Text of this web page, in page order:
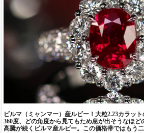
ビルマ（ミャンマー）産ルビー！大粒2.23カラット
360度、どの角度から見てもため息が出そうなほど
高騰が続くビルマ産ルビー。この価格帯ではもう